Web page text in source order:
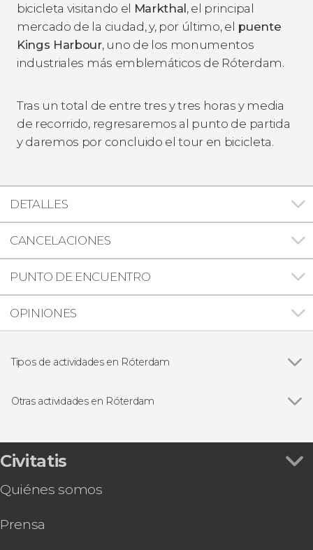
bicicleta visitando el Markthal, el principal
mercado de la ciudad, y, por último, el puente
Kings Harbour, uno de los monumentos
industriales más emblemáticos de Róterdam.
Tras un total de entre tres y tres horas y media
de recorrido, regresaremos al punto de partida
y daremos por concluido el tour en bicicleta.
DETALLES
CANCELACIONES
PUNTO DE ENCUENTRO
OPINIONES
Tipos de actividades en Róterdam
Otras actividades en Róterdam
Entrada a la torre Euromast
Tour gastronómico por Róterdam
Civitatis
Quiénes somos
Prensa